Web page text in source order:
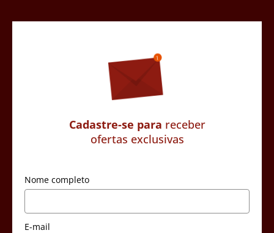
Cadastre-se para receber
ofertas exclusivas
Nome completo
E-mail